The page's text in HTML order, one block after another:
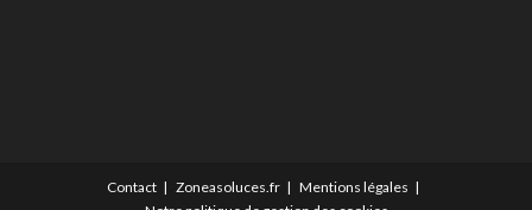
Contact Zoneasoluces.fr
Mentions légales